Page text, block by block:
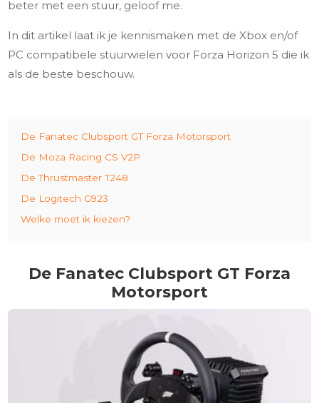
beter met een stuur, geloof me.
In dit artikel laat ik je kennismaken met de Xbox en/of
PC compatibele stuurwielen voor Forza Horizon 5 die ik
als de beste beschouw.
De Fanatec Clubsport GT Forza Motorsport
De Moza Racing CS V2P
De Thrustmaster T248
De Logitech G923
Welke moet ik kiezen?
De Fanatec Clubsport GT Forza
Motorsport